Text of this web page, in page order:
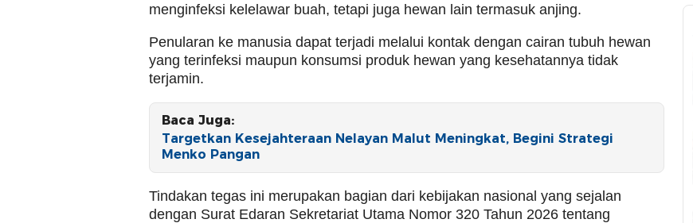
menginfeksi kelelawar buah, tetapi juga hewan lain termasuk anjing.
Penularan ke manusia dapat terjadi melalui kontak dengan cairan tubuh hewan
yang terinfeksi maupun konsumsi produk hewan yang kesehatannya tidak
terjamin.
Baca Juga:
Targetkan Kesejahteraan Nelayan Malut Meningkat, Begini Strategi
Menko Pangan
Tindakan tegas ini merupakan bagian dari kebijakan nasional yang sejalan
dengan Surat Edaran Sekretariat Utama Nomor 320 Tahun 2026 tentang